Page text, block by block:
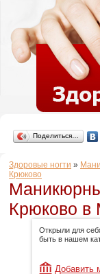
Поделиться…
Здоровые ногти »
Крюково
Крюково в
Открыли для
быть в нашем
Добавить